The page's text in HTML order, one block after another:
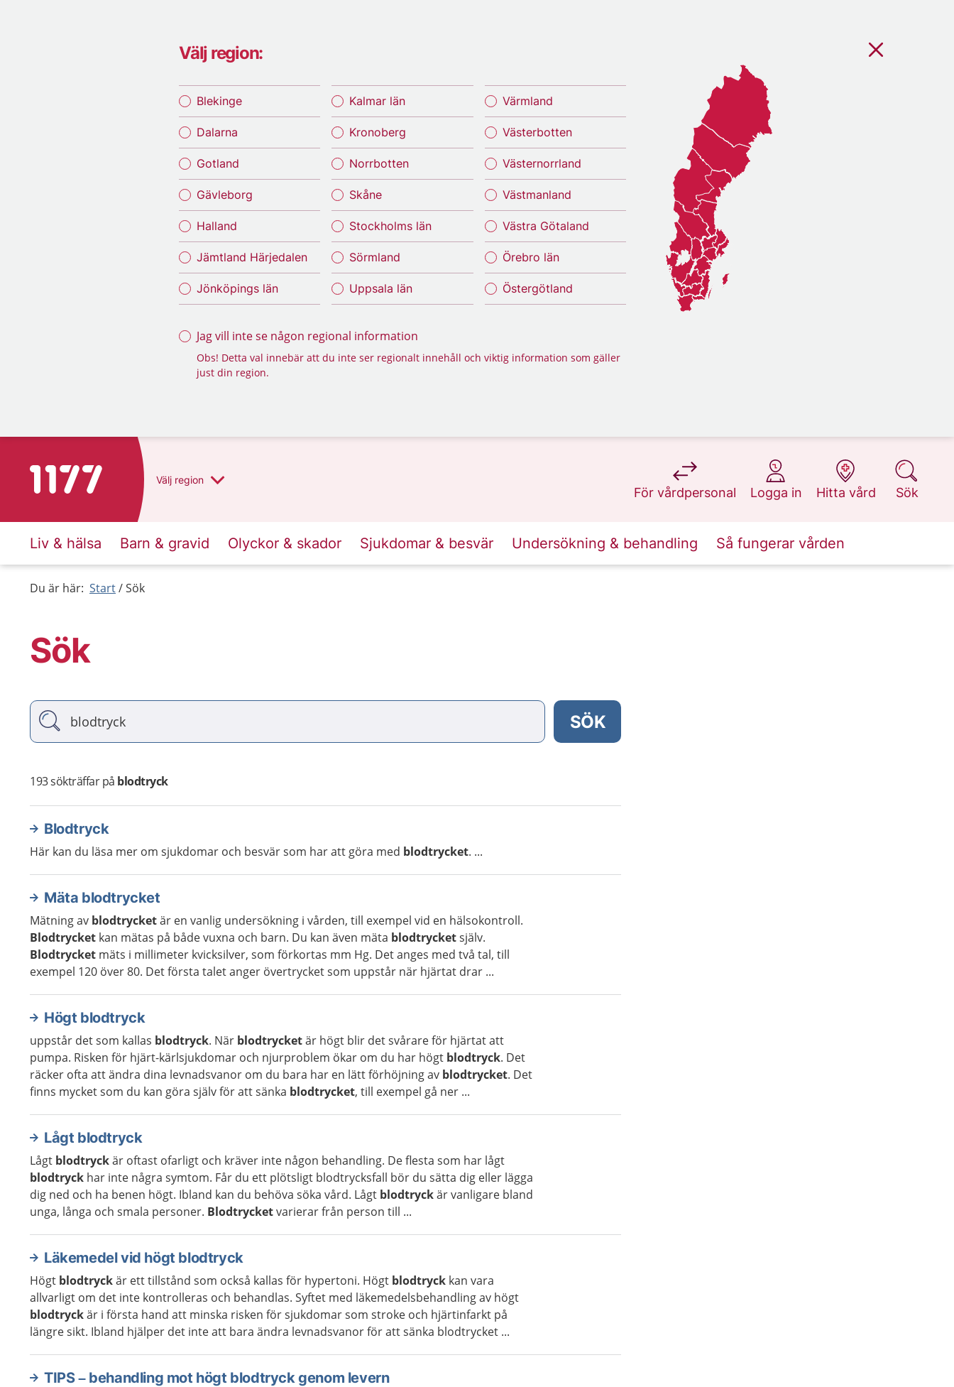
Välj region:
Blekinge
Dalarna
Gotland
Gävleborg
Halland
Jämtland Härjedalen
Jönköpings län
Kalmar län
Kronoberg
Norrbotten
Skåne
Stockholms län
Sörmland
Uppsala län
Värmland
Västerbotten
Västernorrland
Västmanland
Västra Götaland
Örebro län
Östergötland
Jag vill inte se någon regional information
Obs! Detta val innebär att du inte ser regionalt innehåll och viktig information som gäller
just din region.
Till startsidan för 1177 Välj region
För vårdpersonal
på 1177.se
Logga in
på 1177.se
Hitta vård
på 1177.se
Sök
på 1177.se
Liv & hälsa Barn & gravid Olyckor & skador Sjukdomar & besvär Undersökning & behandling Så fungerar vården
Du är här: Start Sök
Sök
Vad söker du? SÖK
193sökträffar på blodtryck
Blodtryck
Här kan du läsa mer om sjukdomar och besvär som har att göra med blodtrycket. ...
Mäta blodtrycket
Mätning av blodtrycketär en vanlig undersökning i vården, till exempel vid en hälsokontroll.
Blodtrycket kan mätas på både vuxna och barn. Du kan även mäta blodtrycketsjälv.
Blodtrycket mäts i millimeter kvicksilver, som förkortas mm Hg. Det anges med två tal, till
exempel 120 över 80. Det första talet anger övertrycket som uppstår när hjärtat drar ...
Högt blodtryck
uppstår det som kallas blodtryck. När blodtrycketär högt blir det svårare för hjärtat att
pumpa. Risken för hjärt-kärlsjukdomar och njurproblem ökar om du har högt blodtryck. Det
räcker ofta att ändra dina levnadsvanor om du bara har en lätt förhöjning av blodtrycket. Det
finns mycket som du kan göra själv för att sänka blodtrycket, till exempel gå ner ...
Lågt blodtryck
Lågt blodtryckär oftast ofarligt och kräver inte någon behandling. De flesta som har lågt
blodtryck har inte några symtom. Får du ett plötsligt blodtrycksfall bör du sätta dig eller lägga
dig ned och ha benen högt. Ibland kan du behöva söka vård. Lågt blodtryckär vanligare bland
unga, långa och smala personer. Blodtrycketvarierar från person till ...
Läkemedel vid högt blodtryck
Högt blodtryckär ett tillstånd som också kallas för hypertoni. Högt blodtryck kan vara
allvarligt om det inte kontrolleras och behandlas. Syftet med läkemedelsbehandling av högt
blodtryckär i första hand att minska risken för sjukdomar som stroke och hjärtinfarkt på
längre sikt. Ibland hjälper det inte att bara ändra levnadsvanor för att sänka blodtrycket ...
TIPS – behandling mot högt blodtryck genom levern